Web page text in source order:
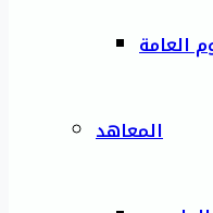
العامة
المعاهد